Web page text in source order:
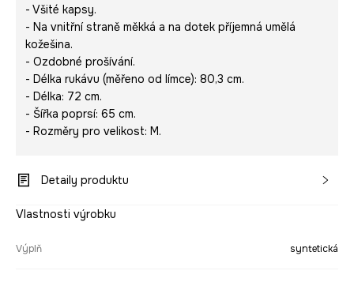
- Všité kapsy.
- Na vnitřní straně měkká a na dotek příjemná umělá
kožešina.
- Ozdobné prošívání.
- Délka rukávu (měřeno od límce): 80,3 cm.
- Délka: 72 cm.
- Šířka poprsí: 65 cm.
- Rozměry pro velikost: M.
Detaily produktu
Vlastnosti výrobku
Výplň syntetická